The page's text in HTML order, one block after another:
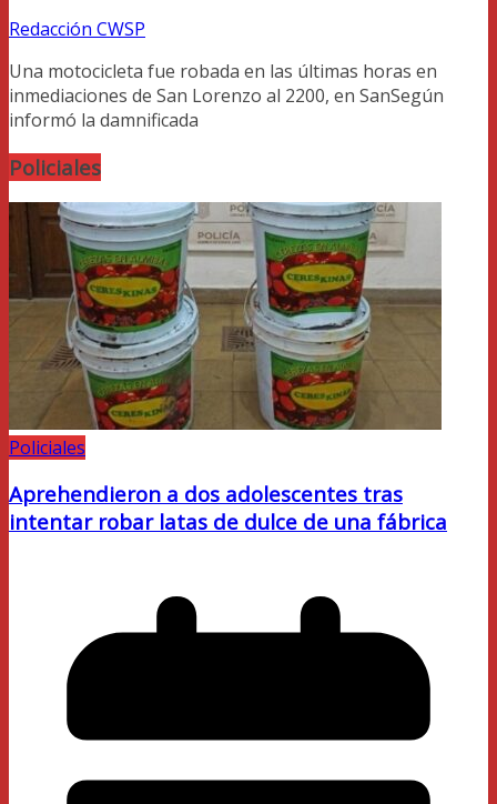
Redacción CWSP
Una motocicleta fue robada en las últimas horas en
inmediaciones de San Lorenzo al 2200, en SanSegún
informó la damnificada
Policiales
Policiales
Aprehendieron a dos adolescentes tras
intentar robar latas de dulce de una fábrica